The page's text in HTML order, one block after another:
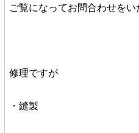
ご覧になってお問合わせをい
修理ですが
・縫製